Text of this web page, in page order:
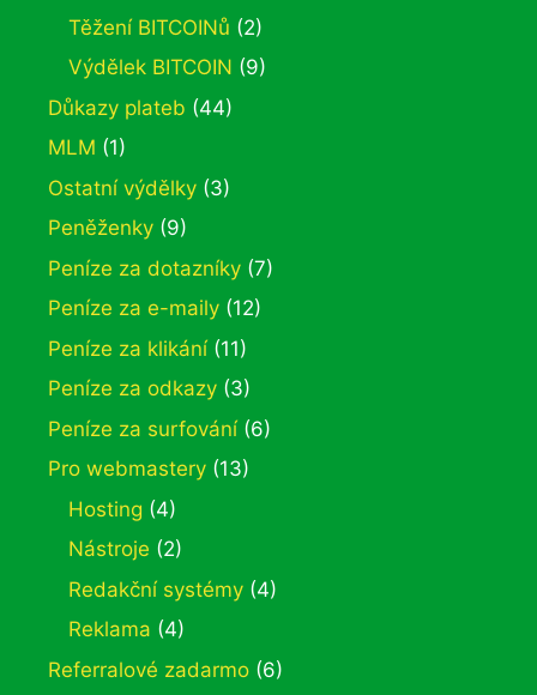
Těžení BITCOINů (2)
Výdělek BITCOIN (9)
Důkazy plateb (44)
MLM (1)
Ostatní výdělky (3)
Peněženky (9)
Peníze za dotazníky (7)
Peníze za e-maily (12)
Peníze za klikání(11)
Peníze za odkazy (3)
Peníze za surfování(6)
Pro webmastery (13)
Hosting (4)
Nástroje (2)
Redakční systémy (4)
Reklama (4)
Referralové zadarmo (6)